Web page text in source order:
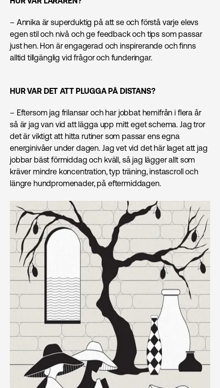
– Annika är superduktig på att se och förstå varje elevs
egen stil och nivå och ge feedback och tips som passar
just hen. Hon är engagerad och inspirerande och finns
alltid tillgänglig vid frågor och funderingar.
HUR VAR DET ATT PLUGGA PÅ DISTANS?
– Eftersom jag frilansar och har jobbat hemifrån i flera år
så är jag van vid att lägga upp mitt eget schema. Jag tror
det är viktigt att hitta rutiner som passar ens egna
energinivåer under dagen. Jag vet vid det här laget att jag
jobbar bäst förmiddag och kväll, så jag lägger allt som
kräver mindre koncentration, typ träning, instascroll och
längre hundpromenader, på eftermiddagen.